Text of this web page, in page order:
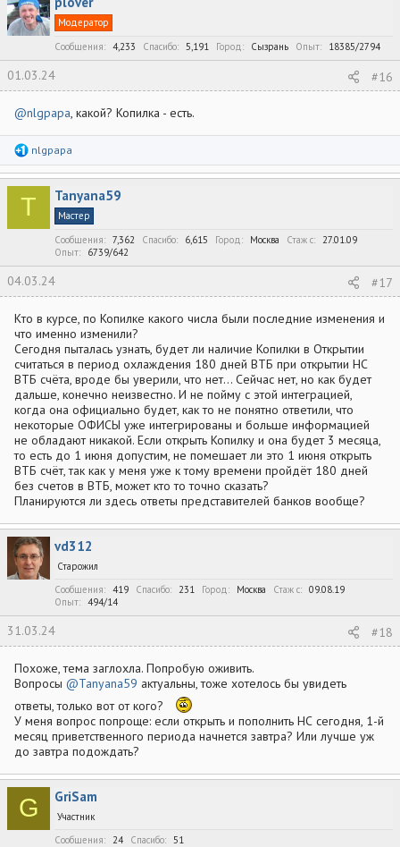
Модератор
Сообщения
4,233 Спасибо 5,191 Город Сызрань Опыт 18385/2794
01.03.24 #16
@nlgpapa, какой? Копилка - есть.
Р
а
к
ц
nlgpapa
T Tanyana59
Мастер
Сообщения
7,362 Спасибо 6,615 Город Москва Стаж c
27.01.09
Опыт
6739/642
04.03.24 #17
Кто в курсе, по Копилке какого числа были последние изменения и
что именно изменили?
Сегодня пыталась узнать, будет ли наличие Копилки в Открытии
считаться в период охлаждения 180 дней ВТБ при открытии НС
ВТБ счёта, вроде бы уверили, что нет... Сейчас нет, но как будет
дальше, конечно неизвестно. И не пойму с этой интеграцией,
когда она официально будет, как то не понятно ответили, что
некоторые ОФИСЫ уже интегрированы и больше информацией
не обладают никакой. Если открыть Копилку и она будет 3 месяца,
то есть до 1 июня допустим, не помешает ли это 1 июня открыть
ВТБ счёт, так как у меня уже к тому времени пройдёт 180 дней
без счетов в ВТБ, может кто то точно сказать?
Планируются ли здесь ответы представителей банков вообще?
vd312
Старожил
Сообщения
419 Спасибо 231 Город Москва Стаж c
09.08.19
Опыт
494/14
31.03.24 #18
Похоже, тема заглохла. Попробую оживить.
Вопросы @Tanyana59 актуальны, тоже хотелось бы увидеть
ответы, только вот от кого?
У меня вопрос попроще: если открыть и пополнить НС сегодня, 1-й
месяц приветственного периода начнется завтра? Или лучше уж
до завтра подождать?
G GriSam
Участник
Сообщения
24 Спасибо 51